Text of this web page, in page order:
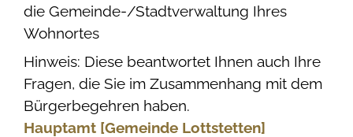
die Gemeinde-/Stadtverwaltung Ihres
Wohnortes
Hinweis: Diese beantwortet Ihnen auch Ihre
Fragen, die Sie im Zusammenhang mit dem
Bürgerbegehren haben.
Hauptamt [Gemeinde Lottstetten]